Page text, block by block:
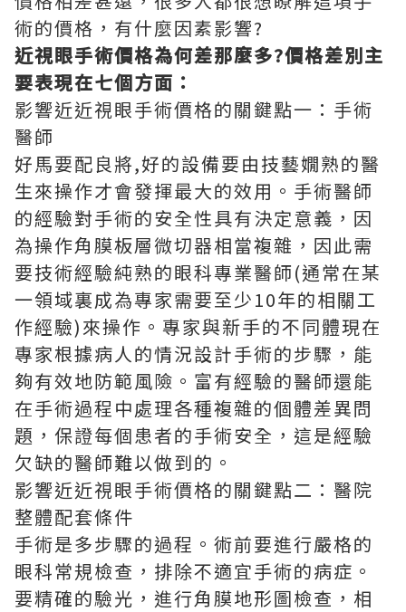
術的價格，有什麼因素影響?
近視眼手術價格為何差那麼多?價格差別主
要表現在七個方面：
影響近近視眼手術價格的關鍵點一：手術
醫師
好馬要配良將,好的設備要由技藝嫺熟的醫
生來操作才會發揮最大的效用。手術醫師
的經驗對手術的安全性具有決定意義，因
為操作角膜板層微切器相當複雜，因此需
要技術經驗純熟的眼科專業醫師(通常在某
一領域裏成為專家需要至少10年的相關工
作經驗)來操作。專家與新手的不同體現在
專家根據病人的情況設計手術的步驟，能
夠有效地防範風險。富有經驗的醫師還能
在手術過程中處理各種複雜的個體差異問
題，保證每個患者的手術安全，這是經驗
欠缺的醫師難以做到的。
影響近近視眼手術價格的關鍵點二：醫院
整體配套條件
手術是多步驟的過程。術前要進行嚴格的
眼科常規檢查，排除不適宜手術的病症。
要精確的驗光，進行角膜地形圖檢查，相